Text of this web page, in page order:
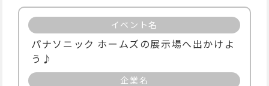
イベント名
パナソニック ホームズの展示場へ出かけよ
う♪
企業名